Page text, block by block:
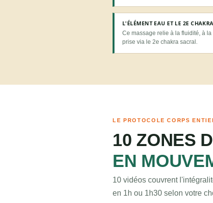
L'ÉLÉMENT EAU ET LE 2E CHAKRA
Ce massage relie à la fluidité, à
prise via le 2e chakra sacral.
LE PROTOCOLE CORPS
10 ZONES
EN
10 vidéos couvrent
en 1h ou 1h30 selon votre